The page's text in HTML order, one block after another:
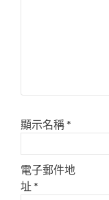
顯示名稱*
電子郵件地
址*